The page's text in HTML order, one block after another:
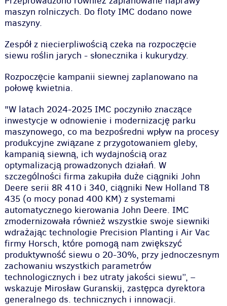
maszyn rolniczych. Do floty IMC dodano nowe
maszyny.
Zespół z niecierpliwością czeka na rozpoczęcie
siewu roślin jarych - słonecznika i kukurydzy.
Rozpoczęcie kampanii siewnej zaplanowano na
połowę kwietnia.
"W latach 2024-2025 IMC poczyniło znaczące
inwestycje w odnowienie i modernizację parku
maszynowego, co ma bezpośredni wpływ na procesy
produkcyjne związane z przygotowaniem gleby,
kampanią siewną, ich wydajnością oraz
optymalizacją prowadzonych działań. W
szczególności firma zakupiła duże ciągniki John
Deere serii 8R 410 i 340, ciągniki New Holland T8
435 (o mocy ponad 400 KM) z systemami
automatycznego kierowania John Deere. IMC
zmodernizowała również wszystkie swoje siewniki
wdrażając technologie Precision Planting i Air Vac
firmy Horsch, które pomogą nam zwiększyć
produktywność siewu o 20-30%, przy jednoczesnym
zachowaniu wszystkich parametrów
technologicznych i bez utraty jakości siewu”, –
wskazuje Mirosław Guranskij, zastępca dyrektora
generalnego ds. technicznych i innowacji.